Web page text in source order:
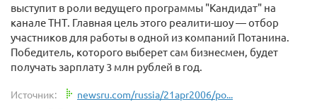
выступит в роли ведущего программы "Кандидат" на
канале ТНТ. Главная цель этого реалити-шоу — отбор
участников для работы в одной из компаний Потанина.
Победитель, которого выберет сам бизнесмен, будет
получать зарплату 3 млн рублей в год.
Источник: newsru.com/russia/21apr2006/po...